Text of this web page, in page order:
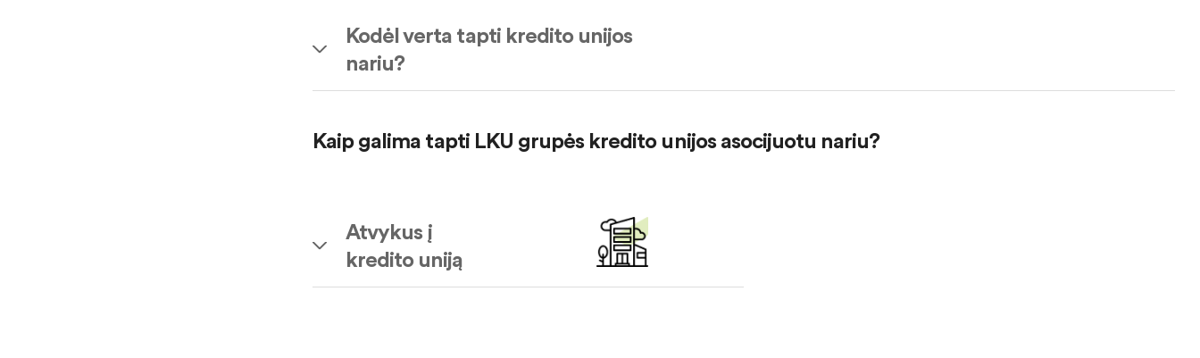
Kodėl verta tapti kredito unijos
nariu?
Kaip galima tapti LKU grupės kredito unijos asocijuotu nariu?
Atvykus į
kredito uniją